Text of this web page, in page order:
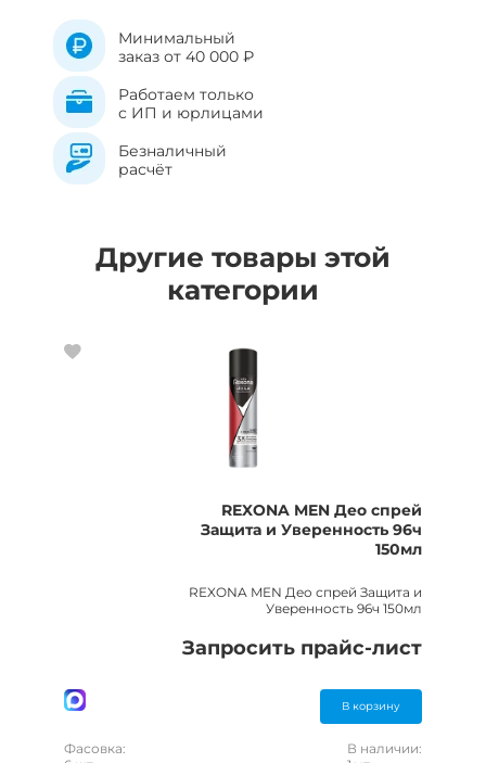
Минимальный
заказ от 40 000 ₽
Работаем только
с ИП и юрлицами
Безналичный
расчёт
Другие товары этой
категории
REXONA MEN Део спрей
Защита и Уверенность 96ч
150мл
REXONA MEN Део спрей Защита и
Уверенность 96ч 150мл
Запросить прайс-лист
В корзину
Фасовка:
В наличии: